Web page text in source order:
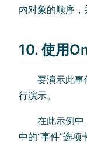
内对象的顺序，
10. 使用
要演示此事
行演示。
在此示例中
中的“事件”选项